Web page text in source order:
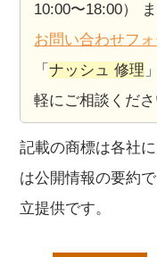
10:00〜18:00）
お問い合わせフ
「ナッシュ 修理
軽にご相談くださ
記載の商標は各社
は公開情報の要約
立提供です。